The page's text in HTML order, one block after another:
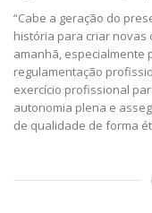
“Cabe a geração do
história para criar novas
amanhã, especialmente
regulamentação
exercício profissional
autonomia plena e
de qualidade de forma